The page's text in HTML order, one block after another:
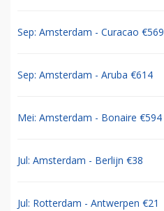
Sep: Amsterdam - Curacao €569
Sep: Amsterdam - Aruba €614
Mei: Amsterdam - Bonaire €594
Jul: Amsterdam - Berlijn €38
Jul: Rotterdam - Antwerpen €21